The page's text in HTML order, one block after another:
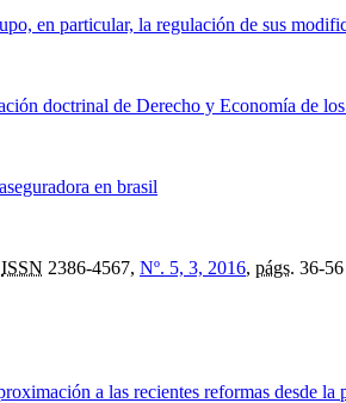
en particular, la regulación de sus
doctrinal de Derecho y Economía de
en brasil
ISSN 2386-4567, Nº. 5, 3, 2016, págs. 36-56
a las recientes reformas desde la